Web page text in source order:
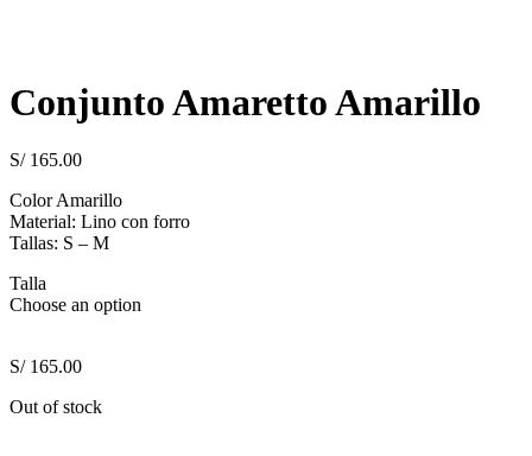
Conjunto Amaretto Amarillo
S/165.00
Color Amarillo
Material: Lino con forro
Tallas: S – M
Talla
Choose an option
S/165.00
Out of stock